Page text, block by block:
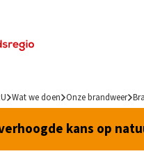
Wat we doen Onze brandweer
kans op